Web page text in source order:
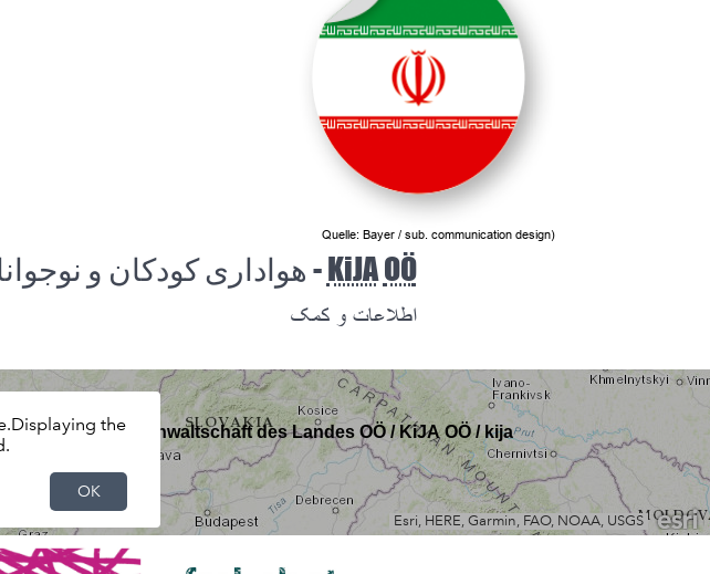
(Quelle: Bayer / sub. communication design
KiJAOÖ - هواداری کودکان و
اطلاعات و کمک